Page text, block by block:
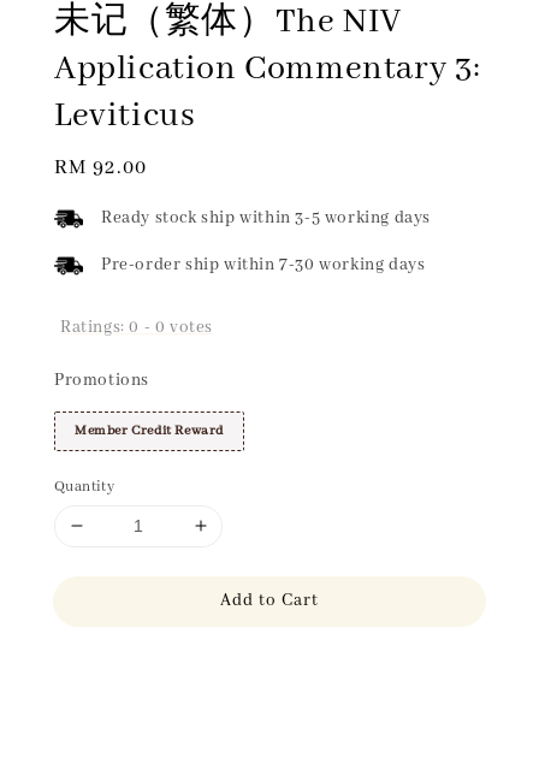
未记（繁体）The NIV
Application Commentary 3:
Leviticus
Regular
RM 92.00
Ready stock ship within 3-5 working days
Pre-order ship within 7-30 working days
Ratings:0 - 0 votes
Promotions
Member Credit Reward
Quantity
Add to Cart